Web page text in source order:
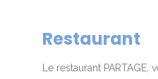
Restaurant
Le restaurant PARTAGE,